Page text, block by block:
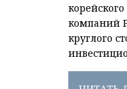
компаний
круглого